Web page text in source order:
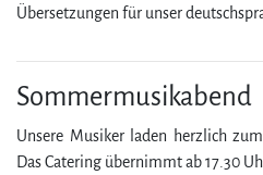
Übersetzungen für unser
Sommermusikabend
Unsere Musiker laden herz­lich
Das Catering übernimmt ab 17.30